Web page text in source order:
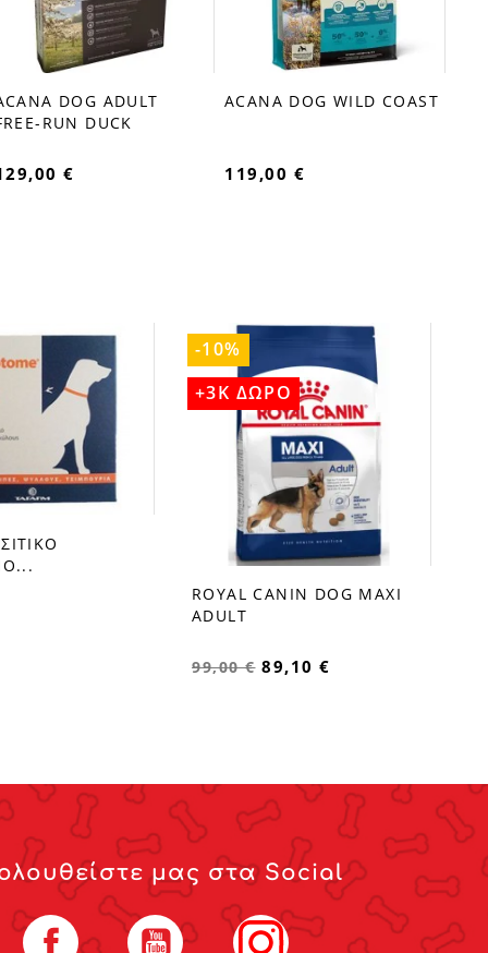
favorite_border DOG ADULT
RUN DUCK
€
favorite_border
ACANA DOG WILD COAST
119,00 €
favorite_border
ROYAL CANIN DOG MAXI
ADULT
99,00 € 89,10 €
-10%
+3K ΔΩΡΟ
μας στα Social
Facebook YouTube Instagram